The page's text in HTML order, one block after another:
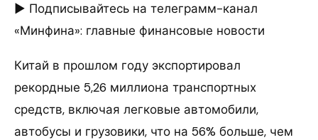
► Подписывайтесь на телеграмм-канал
«Минфина»: главные финансовые новости
Китай в прошлом году экспортировал
рекордные 5,26 миллиона транспортных
средств, включая легковые автомобили,
автобусы и грузовики, что на 56% больше, чем